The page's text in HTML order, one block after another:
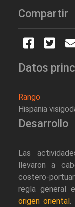
Compartir
Datos
Rango
Hispania
Desarrollo
Las
llevaron a
costero-
regla general
origen oriental .